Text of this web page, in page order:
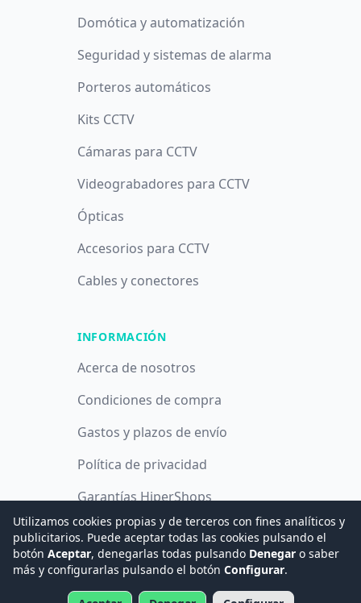
Domótica y automatización
Seguridad y sistemas de alarma
Porteros automáticos
Kits CCTV
Cámaras para CCTV
Videograbadores para CCTV
Ópticas
Accesorios para CCTV
Cables y conectores
INFORMACIÓN
Acerca de nosotros
Condiciones de compra
Gastos y plazos de envío
Política de privacidad
Garantías HiperShops
Política de cookies
Utilizamos cookies propias y de terceros con fines analíticos y
publicitarios. Puede aceptar todas las cookies pulsando el
botón Aceptar, denegarlas todas pulsando Denegar o saber
más y configurarlas pulsando el botón Configurar.